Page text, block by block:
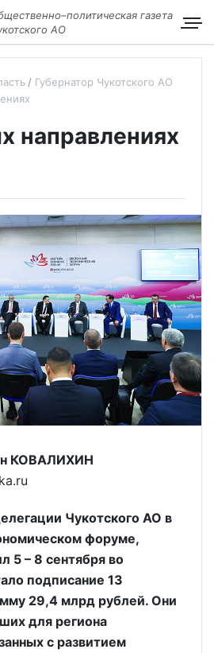
газета
АО
Губернатор Чукотского АО
направлениях
КОВАЛИХИН
Чукотского АО в
форуме,
5 – 8 сентября во
подписание 13
29,4 млрд рублей. Они
для региона
с развитием